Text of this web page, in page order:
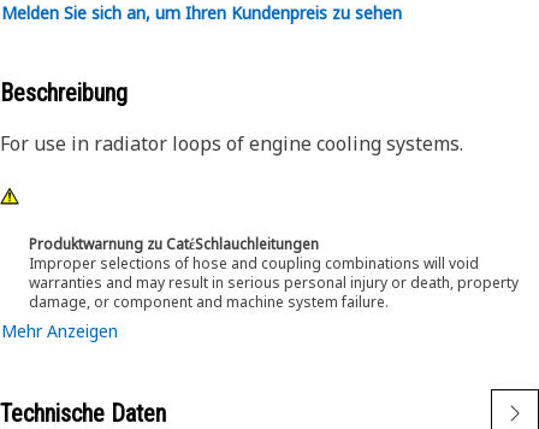
Melden Sie sich an, um Ihren Kundenpreis zu sehen
Beschreibung
For use in radiator loops of engine cooling systems.
Produktwarnung zu CatέSchlauchleitungen
Improper selections of hose and coupling combinations will void
warranties and may result in serious personal injury or death, property
damage, or component and machine system failure.
Mehr Anzeigen
Technische Daten